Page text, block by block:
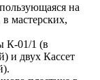
на
мастерских,
К-01/1 (в
и двух Кассет